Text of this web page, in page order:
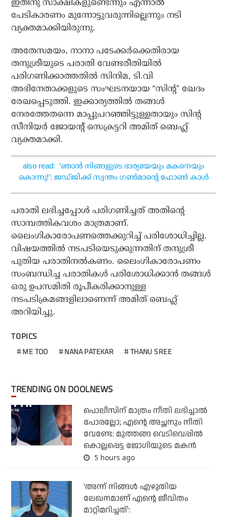
ഇതിനു സാക്ഷികളുണ്ടെന്നും എന്നാല്‍
പേടികാരണം മുന്നോട്ടുവരുന്നില്ലെന്നും നടി
വ്യക്തമാക്കിയിരുന്നു.
അതേസമയം, നാനാ പടേക്കര്‍ക്കെതിരായ
തനുശ്രീയുടെ പരാതി വേണ്ടരീതിയില്‍
പരിഗണിക്കാത്തതില്‍ സിനിമ, ടി.വി
അഭിനേതാക്കളുടെ സംഘടനയായ “സിന്റ” ഖേദം
രേഖപ്പെടുത്തി. ഇക്കാര്യത്തില്‍ തങ്ങള്‍
നേരത്തേതന്നെ മാപ്പുപറഞ്ഞിട്ടുള്ളതായും സിന്റ
സീനിയര്‍ ജോയന്റ് സെക്രട്ടറി അമിത് ബെഹ്ല്‍
വ്യക്തമാക്കി.
also read: ‘ഞാന്‍ നിങ്ങളുടെ ഭാര്യയേയും മകനെയും
കൊന്നു!’: ജഡ്ജിക്ക് സ്വന്തം ഗണ്‍മാന്റെ ഫോണ്‍ കാള്‍
പരാതി ലഭിച്ചപ്പോള്‍ പരിഗണിച്ചത് അതിന്റെ
സാമ്പത്തികവശം മാത്രമാണ്.
ലൈംഗികാരോപണത്തെക്കുറിച്ച് പരിശോധിച്ചില്ല.
വിഷയത്തില്‍ നടപടിയെടുക്കുന്നതിന് തനുശ്രീ
പുതിയ പരാതിനല്‍കണം. ലൈംഗികാരോപണം
സംബന്ധിച്ച പരാതികള്‍ പരിശോധിക്കാന്‍ തങ്ങള്‍
ഒരു ഉപസമിതി രൂപീകരിക്കാനുള്ള
നടപടിക്രമങ്ങളിലാണെന്ന് അമിത് ബെഹ്ല്‍
അറിയിച്ചു.
TOPICS
ME TOO NANA PATEKAR THANU SREE
TRENDING ON DOOLNEWS
പൊലീസിന് മാത്രം നീതി ലഭിച്ചാല്‍
പോരല്ലോ; എന്റെ അച്ഛനും നീതി
വേണ്ടേ: മുത്തങ്ങ വെടിവെപ്പില്‍
കൊല്ലപ്പെട്ട ജോഗിയുടെ മകന്‍
5 hours ago
'അന്ന് നിങ്ങള്‍ എഴുതിയ
ലേഖനമാണ് എന്റെ ജീവിതം
മാറ്റിമറിച്ചത്':